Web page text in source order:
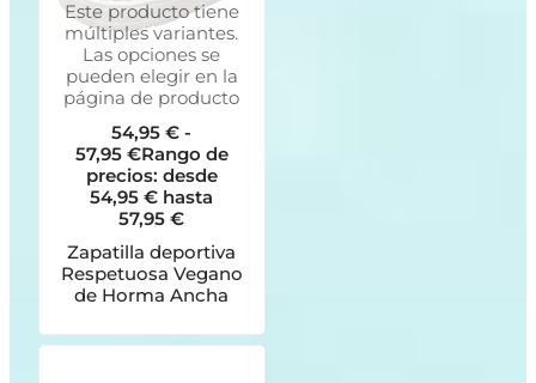
Este producto tiene
múltiples variantes.
Las opciones se
pueden elegir en la
página de producto
54,95€ -
57,95 €Rango de
precios: desde
54,95 € hasta
57,95 €
Zapatilla deportiva
Respetuosa Vegano
de Horma Ancha